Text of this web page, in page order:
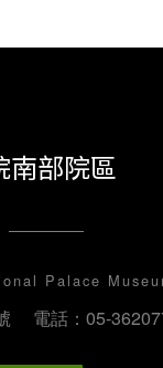
南部院區
Palace
電話：05-